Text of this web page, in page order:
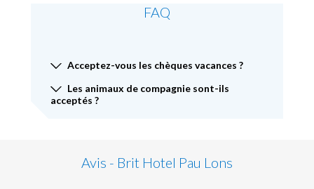
FAQ
Acceptez-vous les chèques vacances ?
Les animaux de compagnie sont-ils
acceptés ?
Avis - Brit Hotel Pau Lons